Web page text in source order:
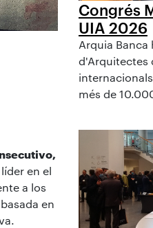
en el
a los
en
Congrés
UIA 2026
Arquia
d'Arquitectes
més de